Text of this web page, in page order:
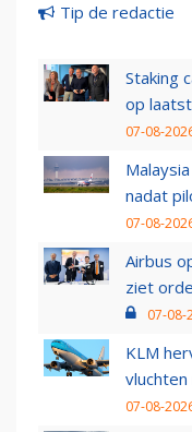
Tip de redactie
Staking
op
07-08-
nadat
07-08-
Airbus
ziet
07-08-
KLM
vluchten
07-08-